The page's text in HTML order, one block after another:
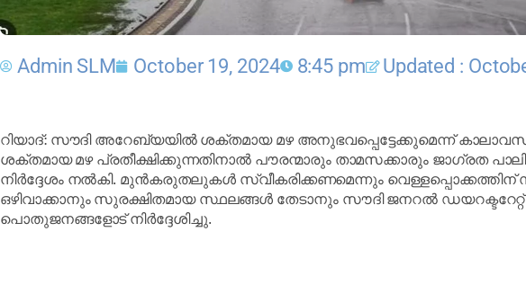
Admin SLM October 19, 2024 8:45 pm Updated :
റിയാദ്: സൗദി അറേബ്യയിൽ ശക്തമായ മഴ അനുഭവപ്പെട്ടേക്കുമെന്ന്
ശക്തമായ മഴ പ്രതീക്ഷിക്കുന്നതിനാൽ പൗരന്മാരും താമസക്കാരും ജാഗ്രത
നിർദ്ദേശം നൽകി. മുൻകരുതലുകൾ സ്വീകരിക്കണമെന്നും
ഒഴിവാക്കാനും സുരക്ഷിതമായ സ്ഥലങ്ങൾ തേടാനും സൗദി ജനറൽ
പൊതുജനങ്ങളോട് നിർദ്ദേശിച്ചു.